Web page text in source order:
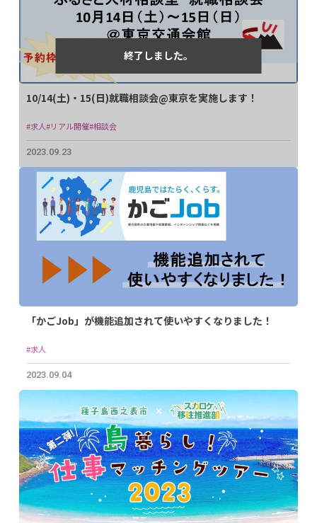
10/14(土)・15(日)就職相談会@東京を実施します！
#求人#リアル開催#相談会
2023.09.23
「かごJob」が機能追加されて使いやすくなりました！
#求人
2023.09.04